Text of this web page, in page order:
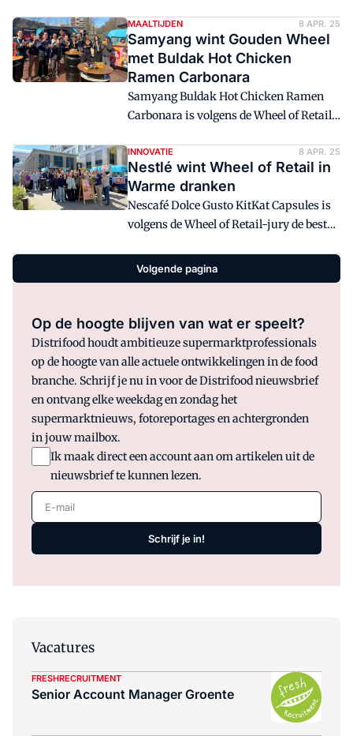
Distrifood op 7 en 8 april de Wheel
prijzen uit voor de beste
productintroducties. Met een Wheel on
Wheels pop-upfeestje bezoeken we de
winnaars onaangekondigd op locatie
aan het hoofdkantoor. Ontdek in dit
MAALTIJDEN 8 APR. 25
Samyang wint Gouden Wheel
met Buldak Hot Chicken
Ramen Carbonara
Samyang Buldak Hot Chicken Ramen
Carbonara is volgens de Wheel of Retail-
2024 in de categorie Maaltijden en
componenten én in het hele
supermarktassortiment.
INNOVATIE 8 APR. 25
Nestlé wint Wheel of Retail in
Warme dranken
Nescafé Dolce Gusto KitKat Capsules is
volgens de Wheel of Retail-jury de beste
categorie Warme dranken.
Volgende pagina
Op de hoogte blijven van wat er speelt?
Distrifood houdt ambitieuze supermarktprofessionals
op de hoogte van alle actuele ontwikkelingen in de food
branche. Schrijf je nu in voor de Distrifood nieuwsbrief
en ontvang elke weekdag en zondag het
supermarktnieuws, fotoreportages en achtergronden
in jouw mailbox.
Ik maak direct een account aan om artikelen uit de
nieuwsbrief te kunnen lezen.
E-mail
Schrijf je in!
Vacatures
FRESHRECRUITMENT
Senior Account Manager Groente